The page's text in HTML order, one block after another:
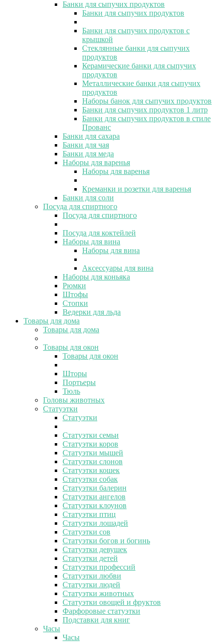
Банки для сыпучих продуктов
Банки для сыпучих продуктов
Банки для сыпучих продуктов с
крышкой
Стеклянные банки для сыпучих
продуктов
Керамические банки для сыпучих
продуктов
Металлические банки для сыпучих
продуктов
Наборы банок для сыпучих продуктов
Банки для сыпучих продуктов 1 литр
Банки для сыпучих продуктов в стиле
Прованс
Банки для сахара
Банки для чая
Банки для меда
Наборы для варенья
Наборы для варенья
Креманки и розетки для варенья
Банки для соли
Посуда для спиртного
Посуда для спиртного
Посуда для коктейлей
Наборы для вина
Наборы для вина
Аксессуары для вина
Наборы для коньяка
Рюмки
Штофы
Стопки
Ведерки для льда
Товары для дома
Товары для дома
Товары для окон
Товары для окон
Шторы
Портьеры
Тюль
Головы животных
Статуэтки
Статуэтки
Статуэтки семьи
Статуэтки коров
Статуэтки мышей
Статуэтки слонов
Статуэтки кошек
Статуэтки собак
Статуэтки балерин
Статуэтки ангелов
Статуэтки клоунов
Статуэтки птиц
Статуэтки лошадей
Статуэтки сов
Статуэтки богов и богинь
Статуэтки девушек
Статуэтки детей
Статуэтки профессий
Статуэтки любви
Статуэтки людей
Статуэтки животных
Статуэтки овощей и фруктов
Фарфоровые статуэтки
Подставки для книг
Часы
Часы